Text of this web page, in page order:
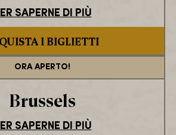
SAPERNE DI PIÙ
I BIGLIETTI
ORA APERTO!
Brussels
SAPERNE DI PIÙ